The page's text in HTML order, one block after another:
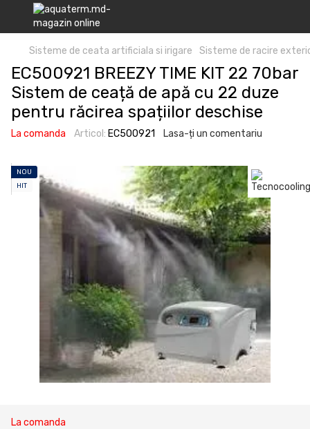
Sisteme de ceata artificiala si irigare Sisteme de racire
EC500921 BREEZY TIME KIT 22 70bar
Sistem de ceață de apă cu 22 duze
pentru răcirea spațiilor deschise
La comanda Articol: EC500921 Lasa-ți un comentariu
NOU
HIT
La comanda